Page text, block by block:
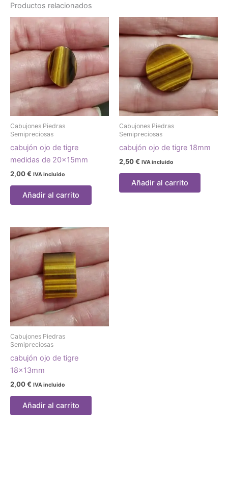
Productos relacionados
Cabujones Piedras
Semipreciosas
cabujón ojo de tigre
medidas de 20x15mm
2,00€ IVA incluido
Añadir al carrito
Cabujones Piedras
Semipreciosas
cabujón ojo de tigre 18mm
2,50€ IVA incluido
Añadir al carrito
Cabujones Piedras
Semipreciosas
cabujón ojo de tigre
18x13mm
2,00€ IVA incluido
Añadir al carrito